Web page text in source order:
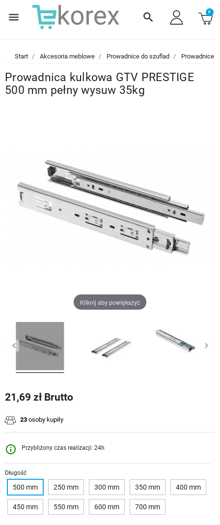
menu search 0
Start Akcesoria meblowe Prowadnice do szuflad Prowadnice
Prowadnica kulkowa GTV PRESTIGE
500 mm pełny wysuw 35kg
Kliknij aby powiększyć
21,69 zł Brutto
23 osoby kupiły
info_outline Przybliżony czas realizacji: 24h
Długość
500 mm 250 mm 300 mm 350 mm 400 mm
450 mm 550 mm 600 mm 700 mm